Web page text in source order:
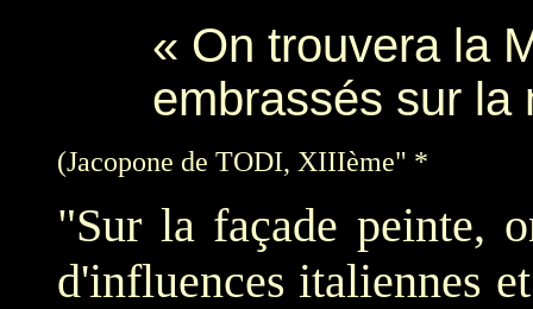
« On trouvera la
embrassés sur la
(Jacopone de TODI, XIIIème" *
"Sur la façade peinte,
d'influences italiennes